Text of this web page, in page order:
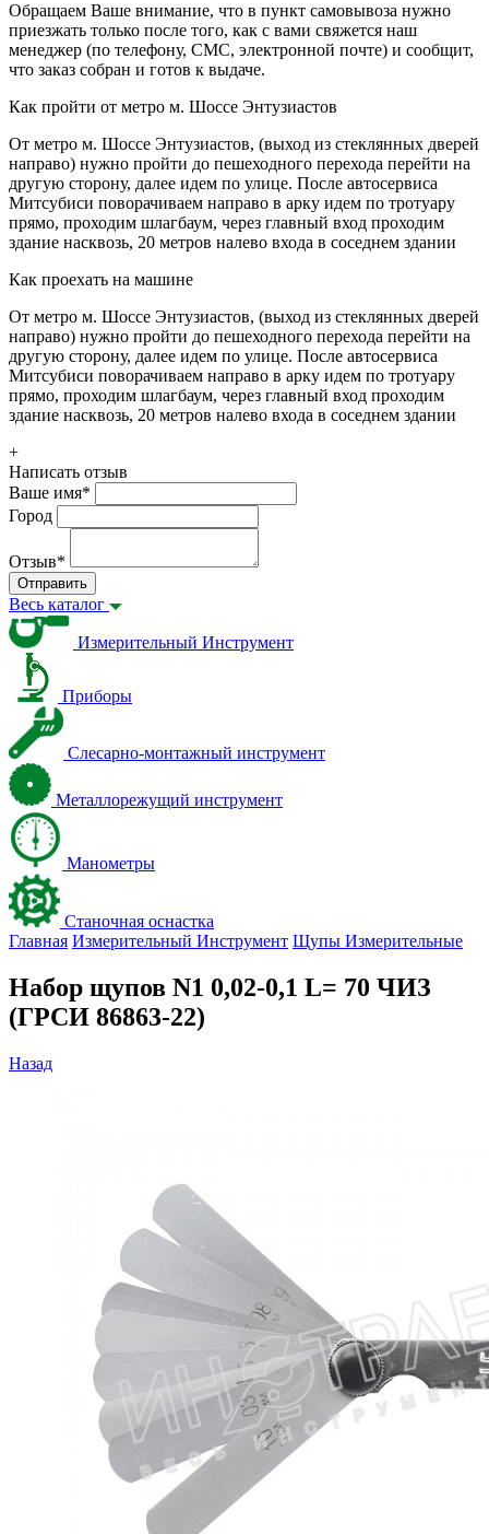
Обращаем Ваше внимание, что в пункт самовывоза нужно
приезжать только после того, как с вами свяжется наш
менеджер (по телефону, СМС, электронной почте) и сообщит,
что заказ собран и готов к выдаче.
Как пройти от метро м. Шоссе Энтузиастов
От метро м. Шоссе Энтузиастов, (выход из стеклянных дверей
направо) нужно пройти до пешеходного перехода перейти на
другую сторону, далее идем по улице. После автосервиса
Митсубиси поворачиваем направо в арку идем по тротуару
прямо, проходим шлагбаум, через главный вход проходим
здание насквозь, 20 метров налево входа в соседнем здании
Как проехать на машине
От метро м. Шоссе Энтузиастов, (выход из стеклянных дверей
направо) нужно пройти до пешеходного перехода перейти на
другую сторону, далее идем по улице. После автосервиса
Митсубиси поворачиваем направо в арку идем по тротуару
прямо, проходим шлагбаум, через главный вход проходим
здание насквозь, 20 метров налево входа в соседнем здании
+
Написать отзыв
Ваше имя*
Город
Отзыв*
Отправить
Весь каталог
Измерительный Инструмент
Приборы
Слесарно-монтажный инструмент
Металлорежущий инструмент
Манометры
Станочная оснастка
Главная Измерительный Инструмент Щупы Измерительные
Набор щупов N1 0,02-0,1 L= 70 ЧИЗ
(ГРСИ 86863-22)
Назад